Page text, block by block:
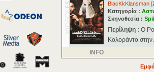
BlacKkKlansman [
Κατηγορία :
Σκηνοθεσία :
Περίληψη : Ο
Κολοράντο στην
INFO